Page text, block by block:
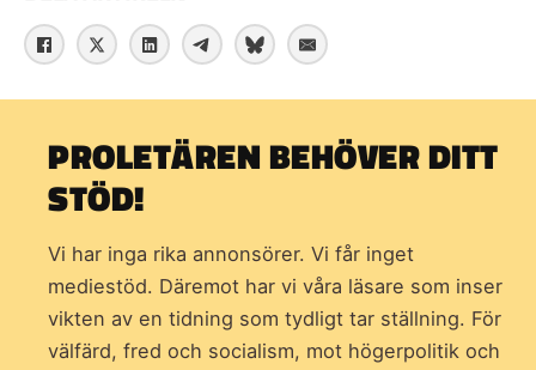
PROLETÄREN BEHÖVER DITT
STÖD!
Vi har inga rika annonsörer. Vi får inget
mediestöd. Däremot har vi våra läsare som inser
vikten av en tidning som tydligt tar ställning. För
välfärd, fred och socialism, mot högerpolitik och